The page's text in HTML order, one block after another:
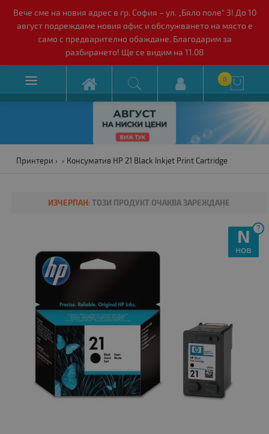
Вече сме на новия адрес в гр. София – ул. „Бяло поле“ 3! До 10
август подреждаме новия офис и обслужването на място е
само с предварително обаждане. Благодарим за
разбирането! Ще се видим на 11.08
 0 
Принтери Консуматив HP 21 Black Inkjet Print Cartridge
ИЗЧЕРПАН:ТОЗИ ПРОДУКТ ОЧАКВА ЗАРЕЖДАНЕ
?
N
нов